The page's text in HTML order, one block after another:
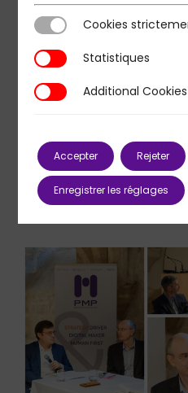
Cookies strictement
Cookies
StatistiquesStatistiques
Additional Cookies
Additional Cookies
Accepter Rejeter
Enregistrer les réglages